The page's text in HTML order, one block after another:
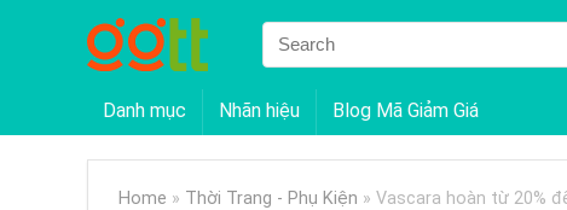
Danh mục Nhãn hiệu Blog Mã Giảm Giá
Home » Thời Trang - Phụ Kiện » Vascara hoàn từ 20%